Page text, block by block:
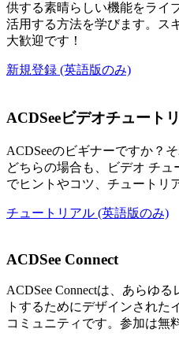
供する素晴らしい機能をライ
活用する方法を学びます。ス
大歓迎です！
新規登録 (英語版のみ)
ACDSeeビデオチュート
ACDSeeのビギナーですか？
どちらの場合も、ビデオ チ
でヒントやコツ、チュートリ
チュートリアル (英語版のみ)
ACDSee Connect
ACDSee Connectは、あらゆ
トするためにデザインされた
コミュニティです。参加は無